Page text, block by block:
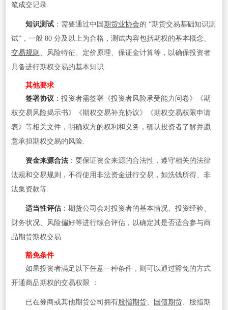
笔成交记录.
知识测试：需要通过中国期货业协会的 “期货交易基础知识测
试”，一般 80 分及以上为合格，测试内容包括期权的基本概念、
交易规则
、风险特征、定价原理、保证金计算等，以确保投资者
具备进行期权交易的基本知识.
其他要求
签署协议 ：投资者需签署《投资者风险承受能力问卷》《期
权交易风险揭示书》《期权交易补充协议》《期权交易权限申请
表》等相关文件，明确双方的权利和义务，确认投资者了解并愿
意承担期权交易的风险.
资金来源合法：要保证资金来源的合法性，遵守相关的法律
法规和交易规则，不得使用非法资金进行交易，如洗钱所得、非
法集资款等.
适当性评估：期货公司会对投资者的基本情况、投资经验、
财务状况、风险偏好等进行综合评估，以确定其是否适合参与商
品期货期权交易.
豁免条件
如果投资者满足以下任意一种条件，则可以通过豁免的方式
开通商品期权的交易权限 ：
已在券商或其他期货公司拥有股指期货、 国债期货、股指期